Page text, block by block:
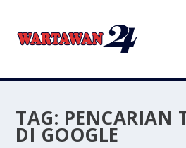
TAG: PENCARIAN
DI GOOGLE